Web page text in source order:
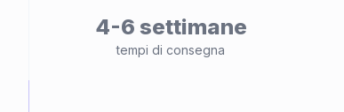
4-6 settimane
tempi di consegna